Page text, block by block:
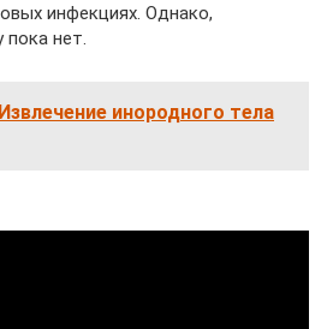
инфекциях. Однако,
пока нет.
Извлечение инородного тела